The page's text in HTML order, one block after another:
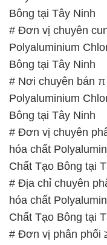
Chất Tạo Bông tại
# Địa chỉ chuyên
hóa chất
Chất Tạo Bông tại
# Đơn vị phân phối
Polyaluminium
Bông tại Tây Ninh
📞 PHÒNG KINH
ĐẮC TRƯỜNG
🌐 Website: https://
📞 Hotline:
– 0933.920.505 –